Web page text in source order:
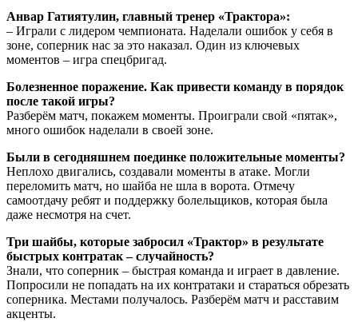
Анвар Гатиятулин, главный тренер «Трактора»:
– Играли с лидером чемпионата. Наделали ошибок у себя в
зоне, соперник нас за это наказал. Один из ключевых
моментов – игра спецбригад.
Болезненное поражение. Как привести команду в порядок
после такой игры?
Разберём матч, покажем моменты. Проиграли свой «пятак»,
много ошибок наделали в своей зоне.
Были в сегодняшнем поединке положительные моменты?
Неплохо двигались, создавали моменты в атаке. Могли
переломить матч, но шайба не шла в ворота. Отмечу
самоотдачу ребят и поддержку болельщиков, которая была
даже несмотря на счет.
Три шайбы, которые забросил «Трактор» в результате
быстрых контратак – случайность?
Знали, что соперник – быстрая команда и играет в давление.
Попросили не попадать на их контратаки и стараться обрезать
соперника. Местами получалось. Разберём матч и расставим
акценты.